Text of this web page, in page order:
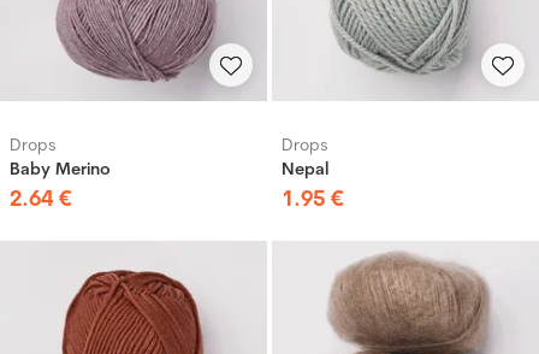
Drops
Baby Merino
2.64 €
Drops
Nepal
1.95 €